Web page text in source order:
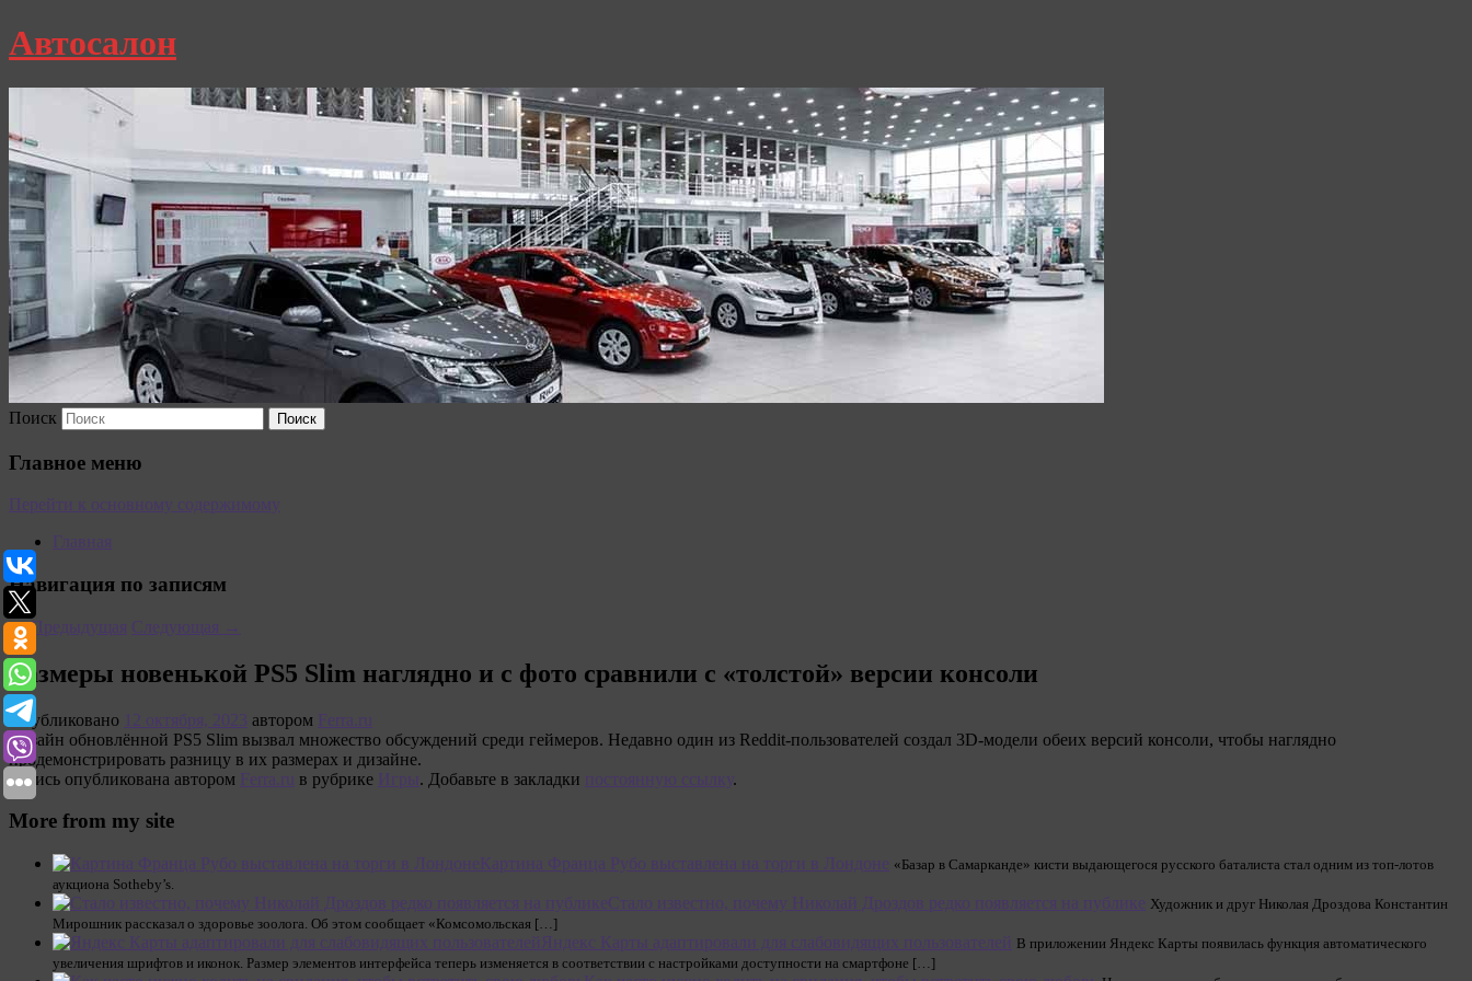
Автосалон
Поиск
Главное меню
Перейти к основному содержимому
Главная
Навигация по записям
←Предыдущая Следующая →
Размеры новенькой PS5 Slim наглядно и с фото сравнили с «толстой» версии консоли
Опубликовано 12 октября, 2023 автором Ferra.ru
Дизайн обновлённой PS5 Slim вызвал множество обсуждений среди геймеров. Недавно один из Reddit-пользователей создал 3D-модели обеих версий консоли, чтобы наглядно
продемонстрировать разницу в их размерах и дизайне.
Запись опубликована автором Ferra.ru в рубрике Игры. Добавьте в закладки постоянную ссылку.
More from my site
Картина Франца Рубо выставлена на торги в Лондоне «Базар в Самарканде» кисти выдающегося русского баталиста стал одним из топ-лотов
аукциона Sotheby’s.
Стало известно, почему Николай Дроздов редко появляется на публике Художник и друг Николая Дроздова Константин
Мирошник рассказал о здоровье зоолога. Об этом сообщает «Комсомольская […]
Яндекс Карты адаптировали для слабовидящих пользователей В приложении Яндекс Карты появилась функция автоматического
увеличения шрифтов и иконок. Размер элементов интерфейса теперь изменяется в соответствии с настройками доступности на смартфоне […]